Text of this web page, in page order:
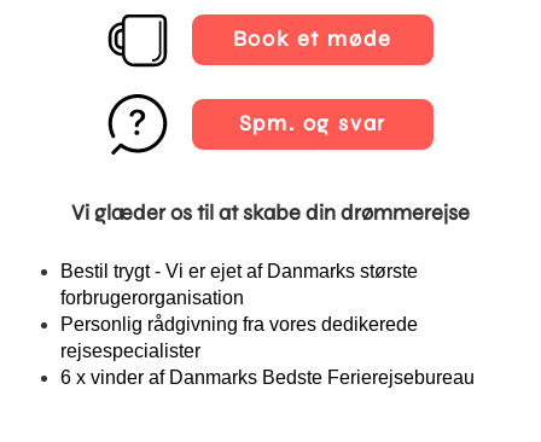
Book et møde
Spm. og svar
Vi glæder os til at skabe din drømmerejse
Bestil trygt - Vi er ejet af Danmarks største
forbrugerorganisation
Personlig rådgivning fra vores dedikerede
rejsespecialister
6 x vinder af Danmarks Bedste Ferierejsebureau